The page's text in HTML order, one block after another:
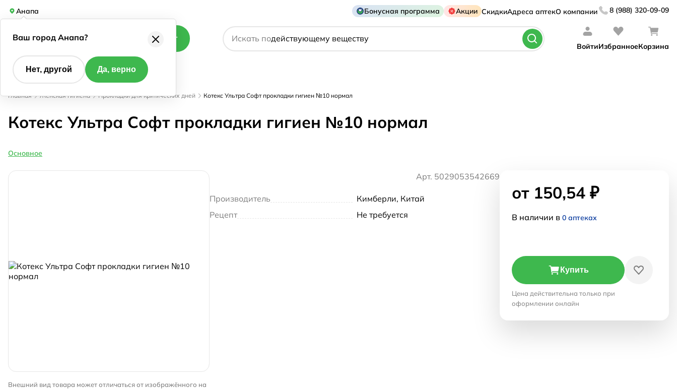
Анапа Бонусная программа Акции СкидкиАдреса аптекО компании 8 (988) 320-09-09
Каталог Искать по
названию препарата
действующему веществу
ВойтиИзбранноеКорзина
Главная Женская гигиена Прокладки для критических дней Котекс Ультра Софт прокладки гигиен №10 нормал
Котекс Ультра Софт прокладки гигиен №10 нормал
Основное
Внешний вид товара может отличаться от изображённого на
Арт. 5029053542669
Производитель
Кимберли, Китай
Рецепт
Не требуется
от 150,54 ₽
В наличии в 0 аптеках
Купить
Цена действительна только при
оформлении онлайн
Ваш город Анапа?
Нет, другой Да, верно